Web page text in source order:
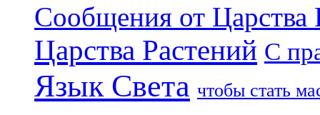
Сообщения от Царства
Царства Растений С
Язык Света чтобы стать